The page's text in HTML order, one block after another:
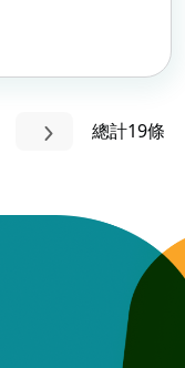
總計19條